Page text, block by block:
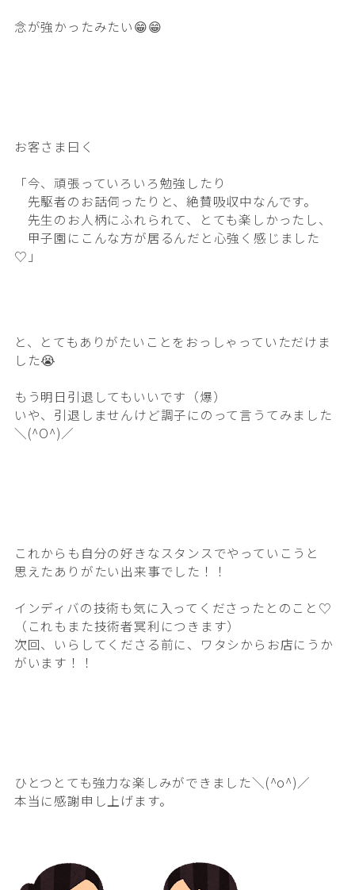
念が強かったみたい😁😁
お客さま曰く
「今、頑張っていろいろ勉強したり
先駆者のお話伺ったりと、絶賛吸収中なんです。
先生のお人柄にふれられて、とても楽しかったし、
甲子園にこんな方が居るんだと心強く感じました
♡」
と、とてもありがたいことをおっしゃっていただけま
した😭
もう明日引退してもいいです（爆）
いや、引退しませんけど調子にのって言うてみました
＼(^O^)／
これからも自分の好きなスタンスでやっていこうと
思えたありがたい出来事でした！！
インディバの技術も気に入ってくださったとのこと♡
（これもまた技術者冥利につきます）
次回、いらしてくださる前に、ワタシからお店にうか
がいます！！
ひとつとても強力な楽しみができました＼(^o^)／
本当に感謝申し上げます。